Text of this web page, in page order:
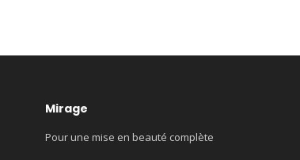
Mirage
Pour une mise en beauté complète